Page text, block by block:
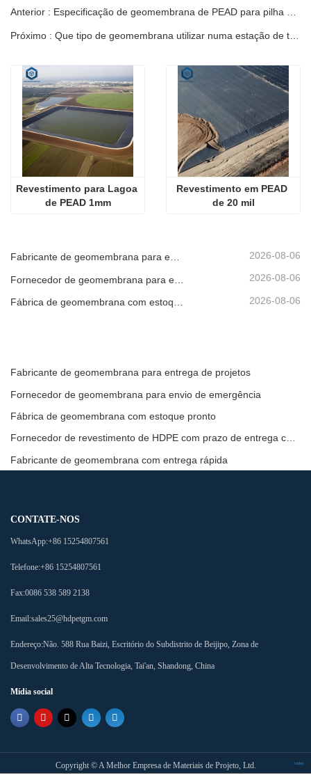
Revestimento para Lagoa
de PEAD 1mm
Revestimento em PEAD
de 20 mil
Fabricante de geomembrana para entrega de projetos 2026-08-06
2026-08-06
2026-08-06
Fabricante de geomembrana para entrega de projetos
Fornecedor de geomembrana para envio de emergência
Fábrica de geomembrana com estoque pronto
Fornecedor de revestimento de HDPE com prazo de entrega curto
Fabricante de geomembrana com entrega rápida
CONTATE-NOS
WhatsApp:+86 15254807561
Telefone:+86 15254807561
Fax:0086 538 589 2138
Email:sales25@hdpetgm.com
Endereço:Não. 588 Rua Baizi, Escritório do Subdistrito de Beijipo, Zona de
Desenvolvimento de Alta Tecnologia, Tai'an, Shandong, China
Mídia social
Copyright ©A Melhor Empresa de Materiais de Projeto, Ltd. Index